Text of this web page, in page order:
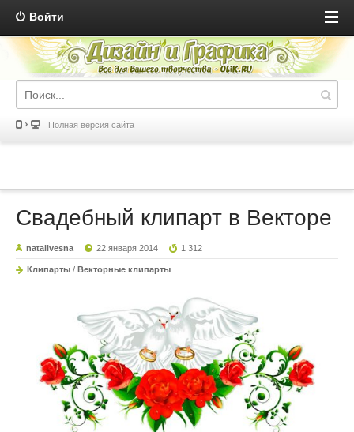
Войти
Полная версия сайта
Свадебный клипарт в Векторе
natalivesna 22 января 2014 1 312
Клипарты / Векторные клипарты